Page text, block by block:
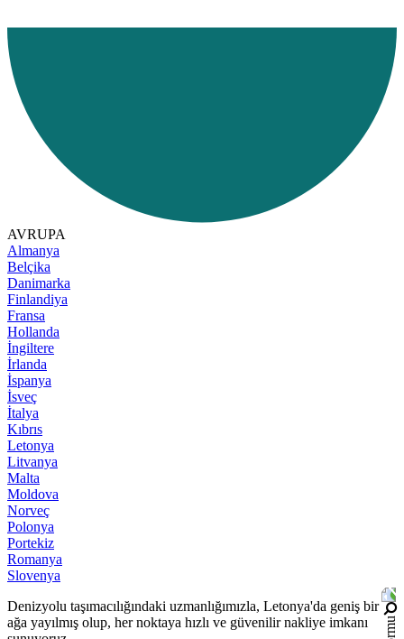
Ana Sayfa
Hizmetlerimiz
Hizmet Bölgelerimiz
Denizyolu
AVRUPA
Almanya
Belçika
Danimarka
Finlandiya
Fransa
Hollanda
İngiltere
İrlanda
İspanya
İsveç
İtalya
Kıbrıs
Letonya
Litvanya
Malta
Moldova
Norveç
Polonya
Portekiz
Romanya
Slovenya
Denizyolu taşımacılığındaki uzmanlığımızla, Letonya'da geniş bir
ağa yayılmış olup, her noktaya hızlı ve güvenilir nakliye imkanı